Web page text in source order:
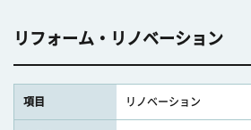
リフォーム・リノベーション
項目 リノベーション